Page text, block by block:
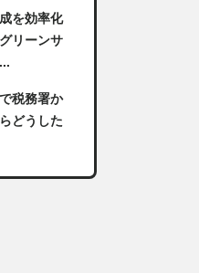
を効率化
リーンサ
税務署か
どうした
格は必